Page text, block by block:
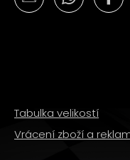
Tabulka velikostí
Vrácení zboží a